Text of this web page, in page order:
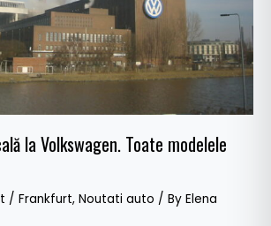
la Volkswagen. Toate modelele
/ Frankfurt, Noutati auto / By Elena